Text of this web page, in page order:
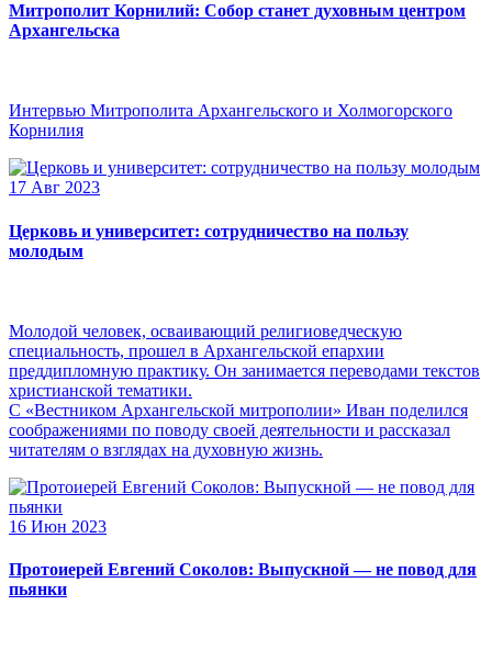
Митрополит Корнилий: Собор станет духовным центром
Архангельска
Интервью Митрополита Архангельского и Холмогорского
Корнилия
17 Авг 2023
Церковь и университет: сотрудничество на пользу
молодым
Молодой человек, осваивающий религиоведческую
специальность, прошел в Архангельской епархии
преддипломную практику. Он занимается переводами текстов
христианской тематики.
С «Вестником Архангельской митрополии» Иван поделился
соображениями по поводу своей деятельности и рассказал
читателям о взглядах на духовную жизнь.
16 Июн 2023
Протоиерей Евгений Соколов: Выпускной — не повод для
пьянки